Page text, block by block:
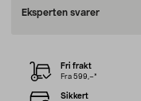
Eksperten svarer
Fri frakt
Fra 599,–*
Sikkert